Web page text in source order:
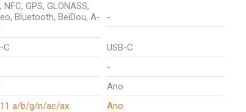
NFC, GPS, GLONASS,
Bluetooth, BeiDou, A-
-
C
USB-C
-
Ano
a/b/g/n/ac/ax
Ano